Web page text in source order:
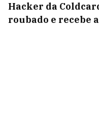
Hacker da
roubado e recebe